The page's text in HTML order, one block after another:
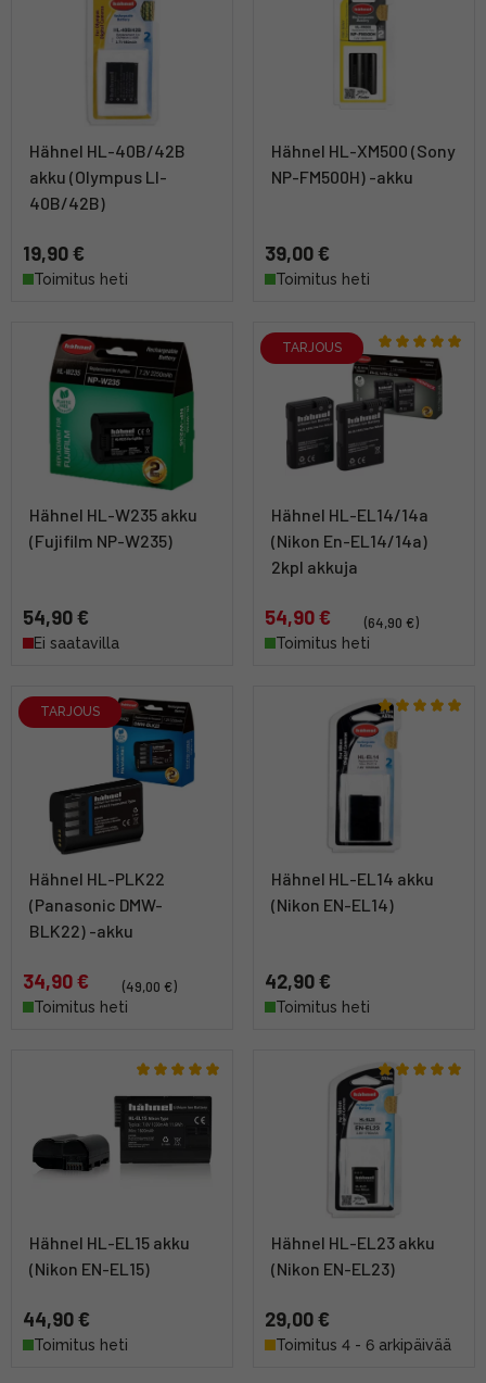
Hähnel HL-40B/42B
akku (Olympus LI-
40B/42B)
19,90 €
Toimitus heti
Hähnel HL-XM500 (Sony
NP-FM500H) -akku
39,00 €
Toimitus heti
Hähnel HL-W235 akku
(Fujifilm NP-W235)
54,90 €
Ei saatavilla
TARJOUS
Hähnel HL-EL14/14a
(Nikon En-EL14/14a)
2kpl akkuja
54,90 €
(64,90 €)
Toimitus heti
TARJOUS
Hähnel HL-PLK22
(Panasonic DMW-
BLK22) -akku
34,90 €
(49,00 €)
Toimitus heti
Hähnel HL-EL14 akku
(Nikon EN-EL14)
42,90 €
Toimitus heti
Hähnel HL-EL15 akku
(Nikon EN-EL15)
44,90 €
Toimitus heti
Hähnel HL-EL23 akku
(Nikon EN-EL23)
29,00 €
Toimitus 4 - 6 arkipäivää